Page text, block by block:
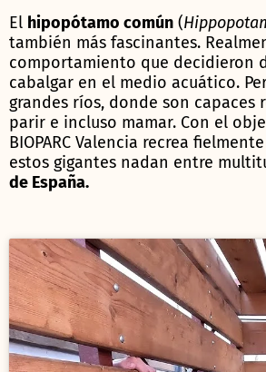
El hipopótamo común (
también más fascinantes.
comportamiento que decidieron
cabalgar en el medio acuático.
grandes ríos, donde son
parir e incluso mamar. Con el
BIOPARC Valencia recrea
estos gigantes nadan entre
de España.